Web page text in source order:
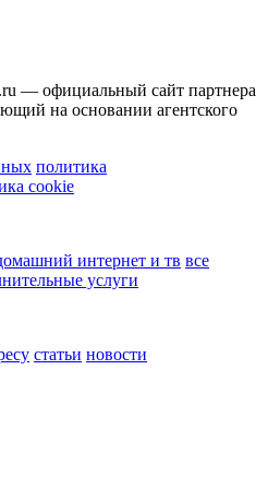
— официальный сайт партнера
на основании агентского
политика
cookie
интернет и тв все
услуги
статьи новости